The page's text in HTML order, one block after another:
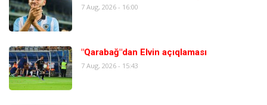
7 Aug, 2026 - 16:00
"Qarabağ"dan Elvin açıqlaması
7 Aug, 2026 - 15:43